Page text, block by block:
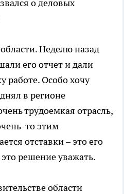
о деловых
Неделю назад
его отчет и дали
работе. Особо хочу
в регионе
трудоемкая отрасль,
то этим
отставки – это его
решение уважать.
области